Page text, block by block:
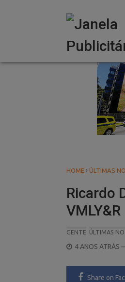
HOME › ÚLTIMAS
Ricardo
VMLY&R
GENTE ÚLTIMAS
POSTED
4 ANOS ATRÁS
Share on